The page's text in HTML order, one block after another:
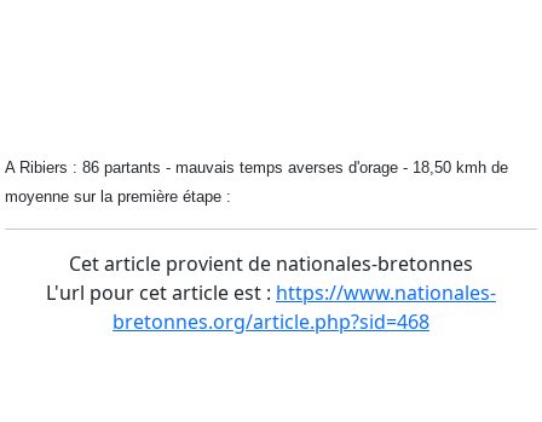
A Ribiers : 86 partants - mauvais temps averses d'orage - 18,50 kmh de
moyenne sur la première étape :
Cet article provient de nationales-bretonnes
L'url pour cet article est : https://www.nationales-
bretonnes.org/article.php?sid=468